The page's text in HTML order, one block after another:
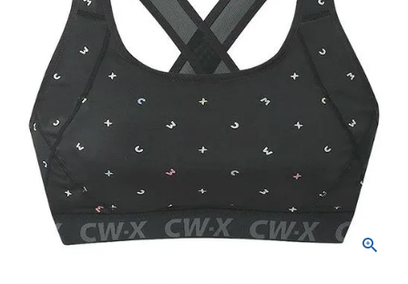
ブランドから選ぶ
SALE品はこちら
INFORMATIOM
ご利用ガイド
お問い合わせ
メルマガ登録